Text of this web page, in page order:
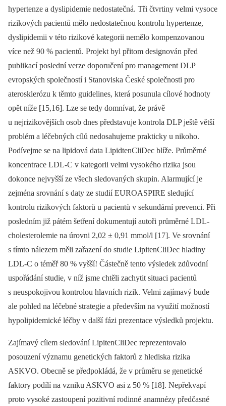
hypertenze a dyslipidemie nedostatečná. Tři čtvrtiny velmi vysoce
rizikových pacientů mělo nedostatečnou kontrolu hypertenze,
dyslipidemii v této rizikové kategorii nemělo kompenzovanou
více než 90 % pacientů. Projekt byl přitom designován před
publikací poslední verze doporučení pro management DLP
evropských společností i Stanoviska České společnosti pro
aterosklerózu k těmto guidelines, která posunula cílové hodnoty
opět níže [15,16]. Lze se tedy domnívat, že právě
u nejrizikovějších osob dnes představuje kontrola DLP ještě větší
problém a léčebných cílů nedosahujeme prakticky u nikoho.
Podívejme se na lipidová data LipidtenCliDec blíže. Průměrné
koncentrace LDL-C v kategorii velmi vysokého rizika jsou
dokonce nejvyšší ze všech sledovaných skupin. Alarmující je
zejména srovnání s daty ze studií EUROASPIRE sledující
kontrolu rizikových faktorů u pacientů v sekundární prevenci. Při
posledním již pátém šetření dokumentují autoři průměrné LDL-
chole­sterolemie na úrovni 2,02 ± 0,91 mmol/l [17]. Ve srovnání
s tímto nálezem měli zařazení do studie LipitenCliDec hladiny
LDL-C o téměř 80 % vyšší! Částečně tento výsledek zdůvodní
uspořádání studie, v níž jsme chtěli zachytit situaci pacientů
s neuspokojivou kontrolou hlavních rizik. Velmi zajímavý bude
ale pohled na léčebné strategie a především na využití možností
hypolipidemické léčby v další fázi prezentace výsledků projektu.
Zajímavý cílem sledování LipitenCliDec reprezentovalo
posouzení významu genetických faktorů z hlediska rizika
ASKVO. Obecně se předpokládá, že v průměru se genetické
faktory podílí na vzniku ASKVO asi z 50 % [18]. Nepřekvapí
proto vysoké zastoupení pozitivní rodinné anamnézy předčasné